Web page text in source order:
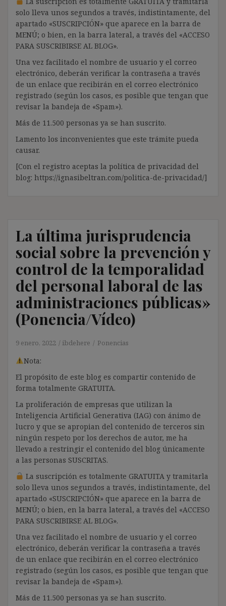
solo lleva unos segundos a través, indistintamente, del
apartado «SUSCRIPCIÓN» que aparece en la barra de
MENÚ; o bien, en la barra lateral, a través del «ACCESO
PARA SUSCRIBIRSE AL BLOG».
Una vez facilitado el nombre de usuario y el correo
electrónico, deberán verificar la contraseña a través
de un enlace que recibirán en el correo electrónico
registrado (según los casos, es posible que tengan que
revisar la bandeja de «Spam»).
Más de 11.500 personas ya se han suscrito.
Lamento los inconvenientes que este trámite pueda
causar.
[Con el registro aceptas la política de privacidad del
blog: https://ignasibeltran.com/politica-de-privacidad/]
La última jurisprudencia
social sobre la prevención y
control de la temporalidad
del personal laboral de las
administraciones públicas»
(Ponencia/Vídeo)
9 enero, 2022 ibdehere Ponencias
Nota:
El propósito de este blog es compartir contenido de
forma totalmente GRATUITA.
La proliferación de empresas que utilizan la
Inteligencia Artificial Generativa (IAG) con ánimo de
lucro y que se apropian del contenido de terceros sin
ningún respeto por los derechos de autor, me ha
llevado a restringir el contenido del blog únicamente
a las personas SUSCRITAS.
La suscripción es totalmente GRATUITA y tramitarla
solo lleva unos segundos a través, indistintamente, del
apartado «SUSCRIPCIÓN» que aparece en la barra de
MENÚ; o bien, en la barra lateral, a través del «ACCESO
PARA SUSCRIBIRSE AL BLOG».
Una vez facilitado el nombre de usuario y el correo
electrónico, deberán verificar la contraseña a través
de un enlace que recibirán en el correo electrónico
registrado (según los casos, es posible que tengan que
revisar la bandeja de «Spam»).
Más de 11.500 personas ya se han suscrito.